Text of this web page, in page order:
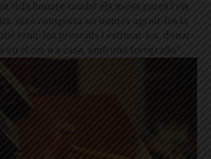
vida honoro també els meus pares i els
Això comporta no només agrair-los la
tenir-los presents i estimar-los, donar-
en el cor o a casa, amb una fotografia"